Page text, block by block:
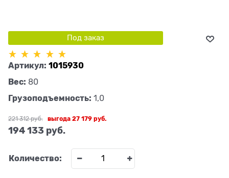
Под заказ
Артикул: 1015930
Вес: 80
Грузоподъемность: 1,0
221 312 руб.
194 133 руб.
выгода27 179 руб.
Количество: